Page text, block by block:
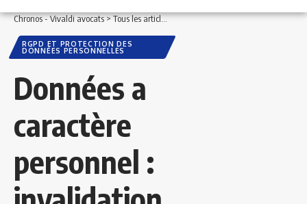
Chronos - Vivaldi avocats>Tous les articles >Propriété intellectuelle et TIC>
RGPD ET PROTECTION DES
DONNÉES PERSONNELLES
Données a
caractère
personnel :